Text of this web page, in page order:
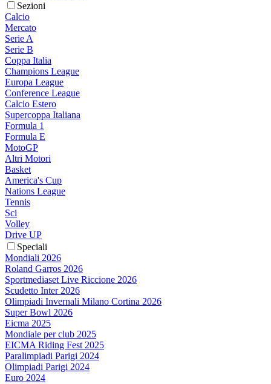
Sezioni
Calcio
Mercato
Serie A
Serie B
Coppa Italia
Champions League
Europa League
Conference League
Calcio Estero
Supercoppa Italiana
Formula 1
Formula E
MotoGP
Altri Motori
Basket
America's Cup
Nations League
Tennis
Sci
Volley
Drive UP
Speciali
Mondiali 2026
Roland Garros 2026
Sportmediaset Live Riccione 2026
Scudetto Inter 2026
Olimpiadi Invernali Milano Cortina 2026
Super Bowl 2026
Eicma 2025
Mondiale per club 2025
EICMA Riding Fest 2025
Paralimpiadi Parigi 2024
Olimpiadi Parigi 2024
Euro 2024